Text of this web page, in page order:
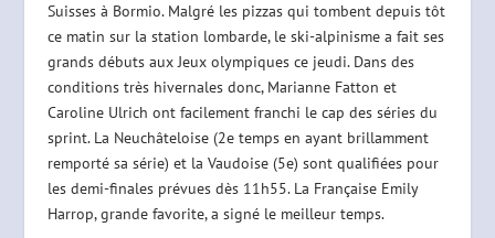
Suisses à Bormio. Malgré les pizzas qui tombent depuis tôt
ce matin sur la station lombarde, le ski-alpinisme a fait ses
grands débuts aux Jeux olympiques ce jeudi. Dans des
conditions très hivernales donc, Marianne Fatton et
Caroline Ulrich ont facilement franchi le cap des séries du
sprint. La Neuchâteloise (2e temps en ayant brillamment
remporté sa série) et la Vaudoise (5e) sont qualifiées pour
les demi-finales prévues dès 11h55. La Française Emily
Harrop, grande favorite, a signé le meilleur temps.